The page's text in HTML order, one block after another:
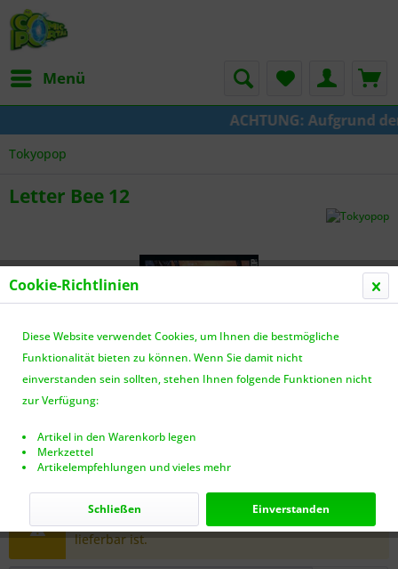
Menü
ACHTUNG: Aufgrund
Tokyopop
Letter Bee 12
Dieser Artikel steht derzeit nicht zur Verfügung!
Benachrichtigen Sie mich, sobald der Artikel
lieferbar ist.
Cookie-Richtlinien
Diese Website verwendet Cookies, um Ihnen die bestmögliche
Funktionalität bieten zu können. Wenn Sie damit nicht
einverstanden sein sollten, stehen Ihnen folgende Funktionen nicht
zur Verfügung:
Artikel in den Warenkorb legen
Merkzettel
Artikelempfehlungen und vieles mehr
Einverstanden
Schließen